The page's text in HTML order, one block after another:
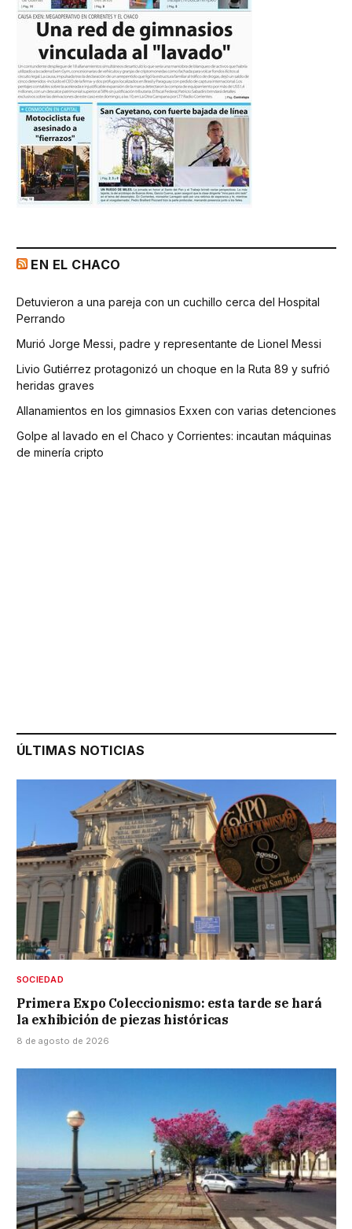
EN EL CHACO
Detuvieron a una pareja con un cuchillo cerca del Hospital
Perrando
Murió Jorge Messi, padre y representante de Lionel Messi
Livio Gutiérrez protagonizó un choque en la Ruta 89 y sufrió
heridas graves
Allanamientos en los gimnasios Exxen con varias detenciones
Golpe al lavado en el Chaco y Corrientes: incautan máquinas
de minería cripto
ÚLTIMAS NOTICIAS
SOCIEDAD
Primera Expo Coleccionismo: esta tarde se hará
la exhibición de piezas históricas
8 de agosto de 2026